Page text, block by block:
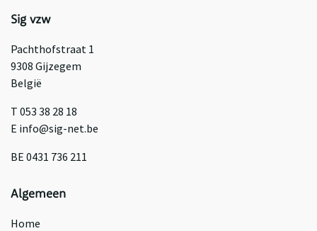
Sig vzw
Pachthofstraat 1
9308 Gijzegem
België
T 053 38 28 18
E info@sig-net.be
BE 0431 736 211
Algemeen
Home